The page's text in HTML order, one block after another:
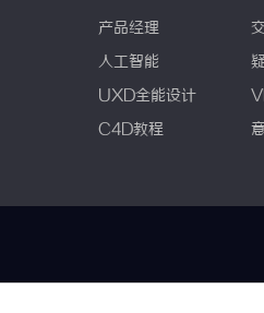
产品经理
人工智能
UXD全能设计
C4D教程